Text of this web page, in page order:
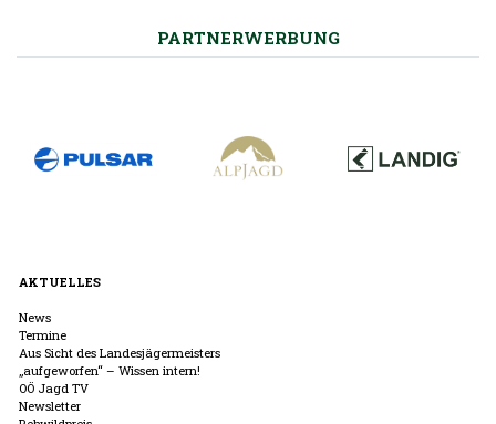
PARTNERWERBUNG
AKTUELLES
News
Termine
Aus Sicht des Landesjägermeisters
„aufgeworfen“ – Wissen intern!
OÖ Jagd TV
Newsletter